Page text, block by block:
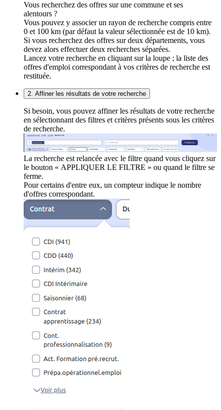
Vous recherchez des offres sur une commune et ses
alentours ?
Vous pouvez y associer un rayon de recherche compris entre
0 et 100 km (par défaut la valeur sélectionnée est de 10 km).
Si vous recherchez des offres sur deux départements, vous
devez alors effectuer deux recherches séparées.
Lancez votre recherche en cliquant sur la loupe ; la liste des
offres d'emploi correspondant à vos critères de recherche est
restituée.
2. Affiner les résultats de votre recherche
Si besoin, vous pouvez affiner les résultats de votre recherche
en sélectionnant des filtres et critères présents sous les critères
de recherche.
La recherche est relancée avec le filtre quand vous cliquez sur
le bouton « APPLIQUER LE FILTRE » ou quand le filtre se
ferme.
Pour certains d'entre eux, un compteur indique le nombre
d'offres correspondant.